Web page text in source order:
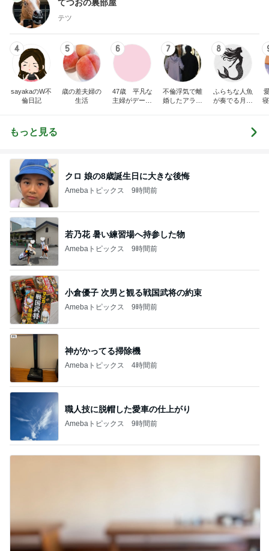
てつおの裏部屋
テツ
4
sayakaのW不
倫日記
5
歳の差夫婦の
生活
6
47歳 平凡な
主婦がデート
7
不倫浮気で離
婚したアラフ
8
ふらちな人魚
が奏でる月夜
もっと見る
クロ 娘の8歳誕生日に大きな後悔
Amebaトピックス 9時間前
若乃花 暑い練習場へ持参した物
Amebaトピックス 9時間前
小倉優子 次男と観る戦国武将の約束
Amebaトピックス 9時間前
神がかってる掃除機
Amebaトピックス 4時間前
職人技に脱帽した愛車の仕上がり
Amebaトピックス 9時間前